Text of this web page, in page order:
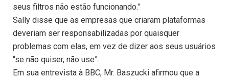
seus filtros não estão funcionando.”
Sally disse que as empresas que criaram plataformas
deveriam ser responsabilizadas por quaisquer
problemas com elas, em vez de dizer aos seus usuários
“se não quiser, não use”.
Em sua entrevista à BBC, Mr. Baszucki afirmou que a